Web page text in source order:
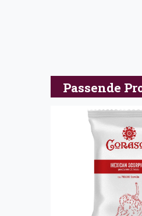
Passende